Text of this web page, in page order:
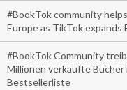
#BookTok community
Europe as TikTok expands
#BookTok Community
Millionen verkaufte
Bestsellerliste